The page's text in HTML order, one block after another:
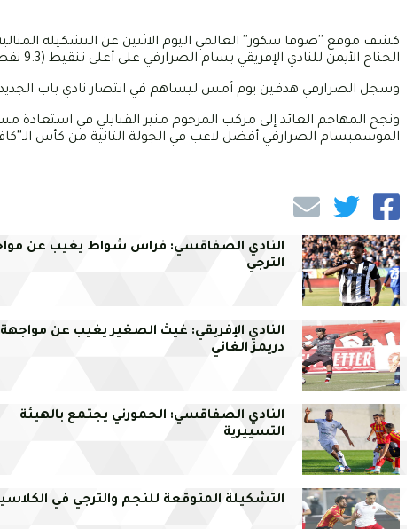
كشف موقع ''صوفا سكور'' العالمي اليوم الاثنين عن التشكيلة
الجناح الأيمن للنادي الإفريقي بسام الصرارفي على أعلى تنقيط (9.3 نقطة) ليكون أفضل لاعب في هذه الجولة.
وسجل الصرارفي هدفين يوم أمس ليساهم في انتصار نادي باب الجديد
الموسمبسام الصرارفي أفضل لاعب في الجولة الثانية من كأس
النادي الصفاقسي: فراس شواط يغيب عن
الترجي
النادي الإفريقي: غيث الصغير يغيب عن مواجهة
دريمز الغاني
النادي الصفاقسي: الحمورني يجتمع بالهيئة
التسييرية
التشكيلة المتوقعة للنجم والترجي في